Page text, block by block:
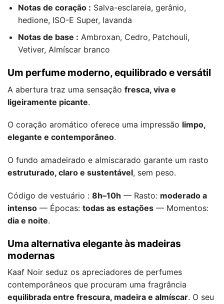
Notas de coração : Salva-esclareia, gerânio,
hedione, ISO-E Super, lavanda
Notas de base : Ambroxan, Cedro, Patchouli,
Vetiver, Almíscar branco
Um perfume moderno, equilibrado e versátil
A abertura traz uma sensação fresca, viva e
ligeiramente picante.
O coração aromático oferece uma impressão limpo,
elegante e contemporâneo.
O fundo amadeirado e almiscarado garante um rasto
estruturado, claro e sustentável, sem peso.
Código de vestuário : 8h–10h — Rasto: moderado a
intenso — Épocas: todas as estações — Momentos:
dia e noite.
Uma alternativa elegante às madeiras
modernas
Kaaf Noir seduz os apreciadores de perfumes
contemporâneos que procuram uma fragrância
equilibrada entre frescura, madeira e almíscar. O seu